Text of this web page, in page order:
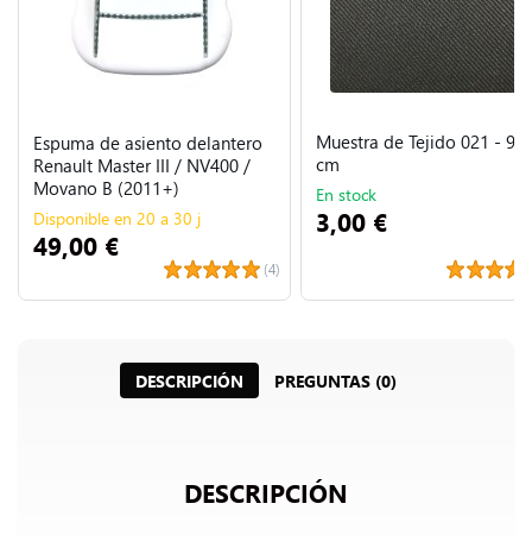
Espuma de asiento delantero
Renault Master III / NV400 /
Movano B (2011+)
(4)
Disponible en 20 a 30 j
49,00 €
Muestra de Tejido 021 - 9
cm
En stock
3,00 €
DESCRIPCIÓN PREGUNTAS (0)
DESCRIPCIÓN